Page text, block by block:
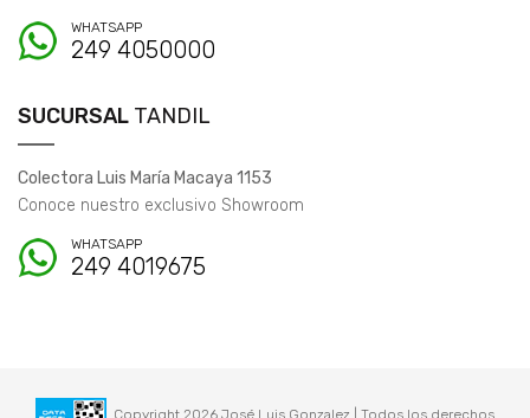
WHATSAPP
249 4050000
SUCURSAL TANDIL
Colectora Luis María Macaya 1153
Conoce nuestro exclusivo Showroom
WHATSAPP
249 4019675
Copyright 2026 José Luis Gonzalez | Todos los derechos